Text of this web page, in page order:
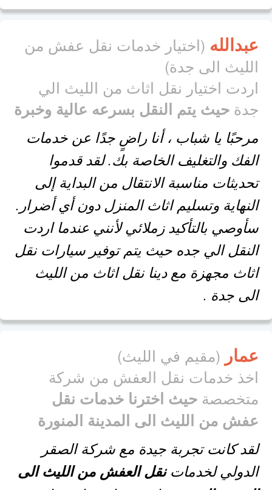
عبدالله(اختيار خدمات نقل عفش من
الليث الى جدة)
اردت اختيار نقل اثاث من الليث الي
جدةحيث يتم النقل بسرعه عالية وخبرة
مرحبًا يا شباب ، أنا راضٍ جدًا عن خدمات
الفك والتغليف الخاصة بك. لقد قدموا
تحديثات مناسبة الانتقال من البداية إلى
النهاية وتسليم اثاث المنزل دون أي أضرار.
سأوصي بالتأكيد زملائي لأنني عندما اردت
النقل الي جده حيث يتم توفير سيارات نقل
اثاث مجهزة مع دينا نقل اثاث من الليث
الى جدة .
عمار (مقيم في الليث)
اخذ خدمات نقل العفش من شركة
متخصصةحيث اخترنا خدمات نقل
عفش من الليث الى المدينة المنورة
لقد كانت تجربة جيدة مع شركة الصقر
الدولي لخدماتنقل العفش من الليث الى